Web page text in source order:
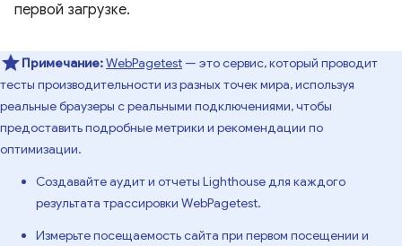
первой загрузке.
Примечание:WebPagetest — это сервис, который проводит
тесты производительности из разных точек мира, используя
реальные браузеры с реальными подключениями, чтобы
предоставить подробные метрики и рекомендации по
оптимизации.
Создавайте аудит и отчеты Lighthouse для каждого
результата трассировки WebPagetest.
Измерьте посещаемость сайта при первом посещении и